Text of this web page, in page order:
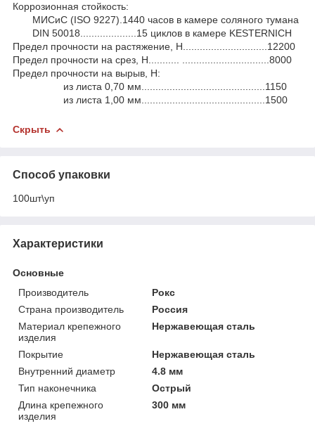
Коррозионная стойкость:
МИСиС (ISO 9227).1440 часов в камере соляного тумана
DIN 50018....................15 циклов в камере KESTERNICH
Предел прочности на растяжение, Н..............................12200
Предел прочности на срез, Н........... ...............................8000
Предел прочности на вырыв, Н:
из листа 0,70 мм............................................1150
из листа 1,00 мм............................................1500
Скрыть
Способ упаковки
100шт\уп
Характеристики
Основные
Производитель
Рокс
Страна производитель
Россия
Материал крепежного
изделия
Нержавеющая сталь
Покрытие
Нержавеющая сталь
Внутренний диаметр
4.8 мм
Тип наконечника
Острый
Длина крепежного
изделия
300 мм